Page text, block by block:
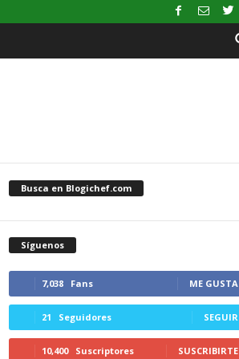
Busca en Blogichef.com
Síguenos
7,038 Fans ME GUSTA
21 Seguidores SEGUIR
10,400 Suscriptores SUSCRIBIRTE